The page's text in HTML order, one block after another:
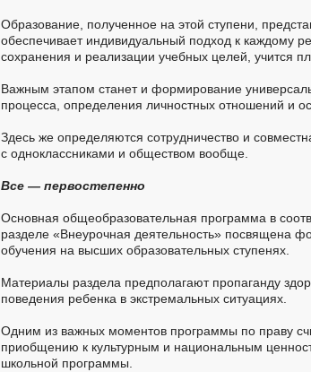
Образование, полученное на этой ступени,
обеспечивает индивидуальный подход к каждому
сохранения и реализации учебных целей, учится
Важным этапом станет и формирование
процесса, определения личностных отношений и
Здесь же определяются сотрудничество и
с одноклассниками и обществом вообще.
Все — первостепенно
Основная общеобразовательная программа в
разделе «Внеурочная деятельность» посвящена
обучения на высших образовательных ступенях.
Материалы раздела предполагают пропаганду
поведения ребенка в экстремальных ситуациях.
Одним из важных моментов программы по праву
приобщению к культурным и национальным
школьной программы.